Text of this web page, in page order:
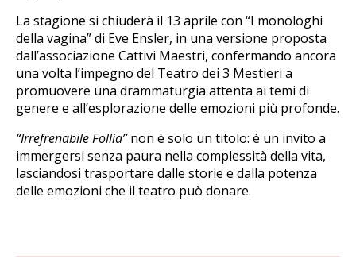
La stagione si chiuderà il 13 aprile con “I monologhi
della vagina” di Eve Ensler, in una versione proposta
dall’associazione Cattivi Maestri, confermando ancora
una volta l’impegno del Teatro dei 3 Mestieri a
promuovere una drammaturgia attenta ai temi di
genere e all’esplorazione delle emozioni più profonde.
“Irrefrenabile Follia”non è solo un titolo: è un invito a
immergersi senza paura nella complessità della vita,
lasciandosi trasportare dalle storie e dalla potenza
delle emozioni che il teatro può donare.